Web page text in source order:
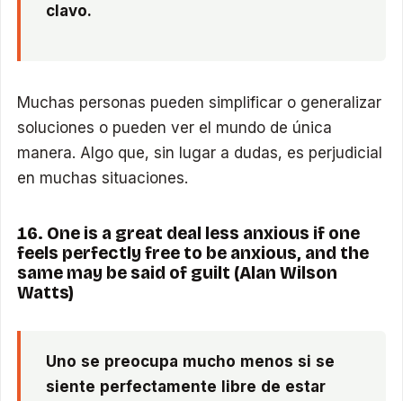
clavo.
Muchas personas pueden simplificar o generalizar
soluciones o pueden ver el mundo de única
manera. Algo que, sin lugar a dudas, es perjudicial
en muchas situaciones.
16. One is a great deal less anxious if one
feels perfectly free to be anxious, and the
same may be said of guilt (Alan Wilson
Watts)
Uno se preocupa mucho menos si se
siente perfectamente libre de estar